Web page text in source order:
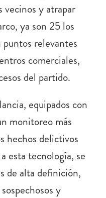
vecinos y atrapar
ya son 25 los
relevantes
comerciales,
del partido.
equipados con
monitoreo más
hechos delictivos
esta tecnología, se
de alta definición,
y